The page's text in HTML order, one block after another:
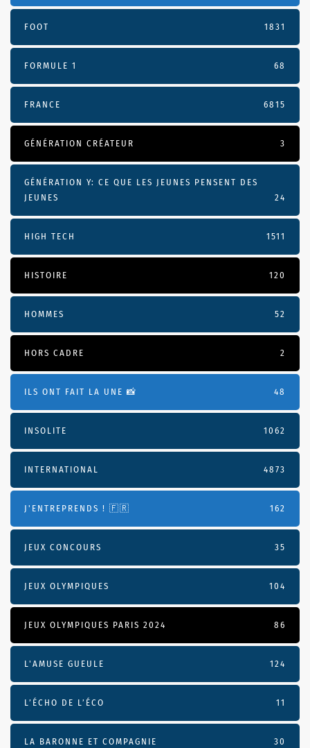
FOOT 1831
FORMULE 1 68
FRANCE 6815
GÉNÉRATION CRÉATEUR 3
GÉNÉRATION Y: CE QUE LES JEUNES PENSENT DES
JEUNES
24
HIGH TECH 1511
HISTOIRE 120
HOMMES 52
HORS CADRE 2
ILS ONT FAIT LA UNE 📸 48
INSOLITE 1062
INTERNATIONAL 4873
J'ENTREPRENDS ! 🇫🇷 162
JEUX CONCOURS 35
JEUX OLYMPIQUES 104
JEUX OLYMPIQUES PARIS 2024 86
L'AMUSE GUEULE 124
L’ÉCHO DE L’ÉCO 11
LA BARONNE ET COMPAGNIE 30